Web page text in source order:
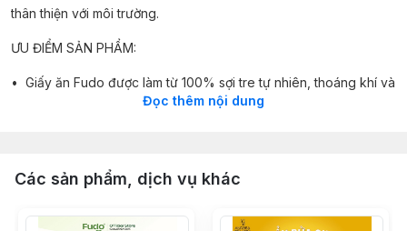
thân thiện với môi trường.
ƯU ĐIỂM SẢN PHẨM:
• Giấy ăn Fudo được làm từ 100% sợi tre tự nhiên, thoáng khí và
chứa thành phần kháng khuẩn tự nhiên.
tiêu chuẩn FDA và chứng nhận hợp quy Việt Nam.
Đọc thêm nội dung
Các sản phẩm, dịch vụ khác